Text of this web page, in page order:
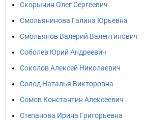
Скорынин Олег Сергеевич
Смольянинова Галина Юрьевна
Смольянов Валерий Валентинович
Соболев Юрий Андреевич
Соколов Алексей Николаевич
Солод Наталья Викторовна
Сомов Константин Алексеевич
Степанова Ирина Григорьевна